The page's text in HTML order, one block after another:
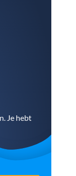
Je hebt